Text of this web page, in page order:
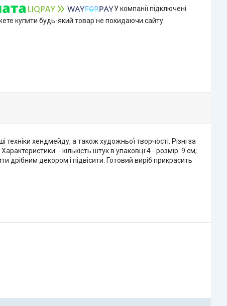
У компанії підключені
купити будь-який товар не покидаючи сайту.
хендмейду, а також художньої творчості. Різні за
- кількість штук в упаковці:4 - розмір: 9 см;
декором і підвісити. Готовий виріб прикрасить